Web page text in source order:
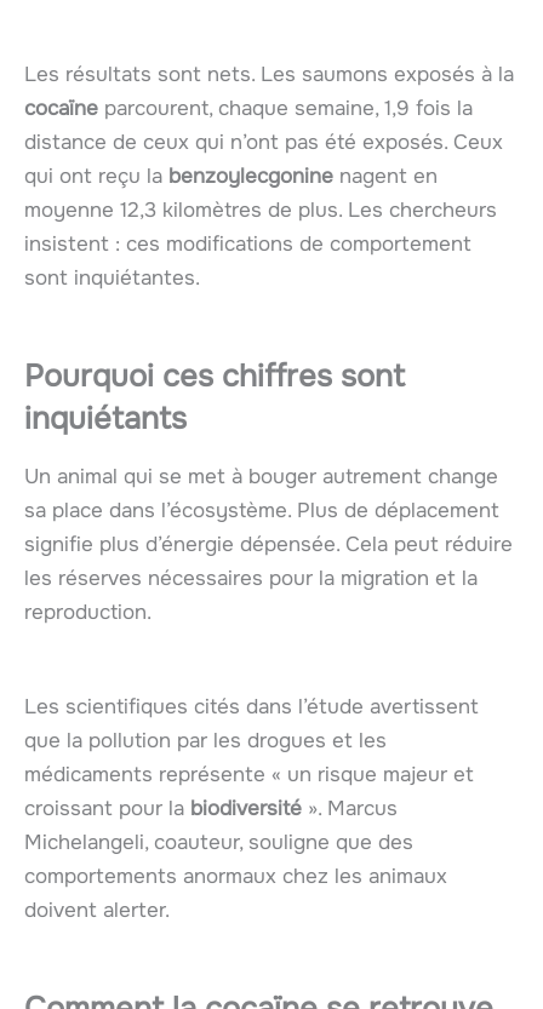
Les résultats sont nets. Les saumons exposés à la
cocaïne parcourent, chaque semaine, 1,9 fois la
distance de ceux qui n’ont pas été exposés. Ceux
qui ont reçu la benzoylecgonine nagent en
moyenne 12,3 kilomètres de plus. Les chercheurs
insistent : ces modifications de comportement
sont inquiétantes.
Pourquoi ces chiffres sont
inquiétants
Un animal qui se met à bouger autrement change
sa place dans l’écosystème. Plus de déplacement
signifie plus d’énergie dépensée. Cela peut réduire
les réserves nécessaires pour la migration et la
reproduction.
Les scientifiques cités dans l’étude avertissent
que la pollution par les drogues et les
médicaments représente « un risque majeur et
croissant pour la biodiversité ». Marcus
Michelangeli, coauteur, souligne que des
comportements anormaux chez les animaux
doivent alerter.